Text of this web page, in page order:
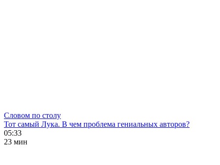
Словом по столу
Тот самый Лука. В чем проблема гениальных авторов?
05:33
23 мин